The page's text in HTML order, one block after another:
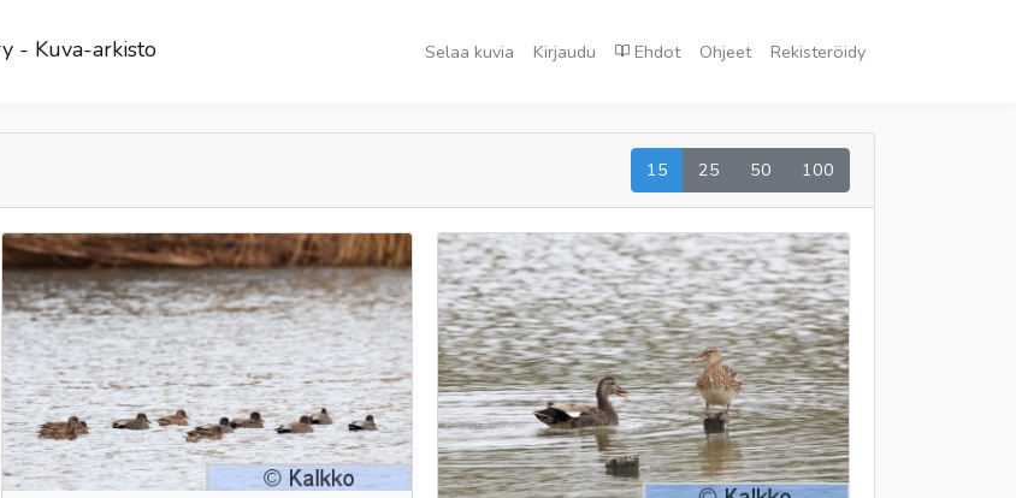
- Kuva-arkisto Selaa kuvia Kirjaudu Ehdot Ohjeet Rekisteröidy
15 25 50 100